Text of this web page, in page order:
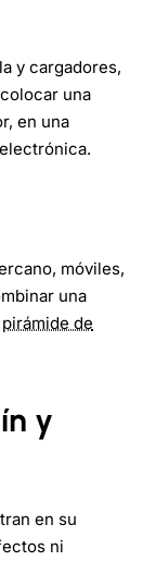
y cargadores,
una
en una
móviles,
una
pirámide de
y
en su
ni